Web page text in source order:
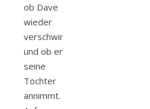
ob Dave
wieder
verschwindet
und ob er
seine
Tochter
annimmt.